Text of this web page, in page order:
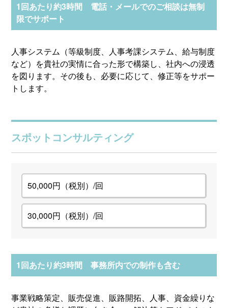
1回あたり約3時間 電話・メールでのご相談は無制
限でサポート
人事システム（等級制度、人事考課システム、給与制度
など）を貴社の実情に合った形で構築し、社内への浸透
を図ります。その後も、必要に応じて、修正等をサポー
トします。
スポットコンサルティング
50,000円（税別）/回
30,000円（税別）/回
1回あたり約3時間 事務所内での制作も含む
事業戦略策定、販売促進、販路開拓、人事、資金繰りな